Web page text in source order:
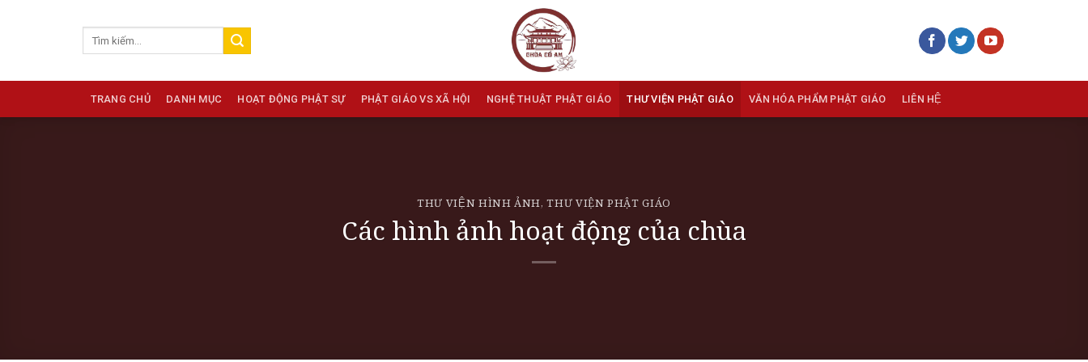
TRANG CHỦ DANH MỤC HOẠT ĐỘNG PHẬT SỰ PHẬT GIÁO VS XÃ HỘI NGHỆ THUẬT PHẬT GIÁO THƯ VIỆN PHẬT GIÁO VĂN HÓA PHẨM PHẬT GIÁO LIÊN HỆ
THƯ VIỆN HÌNH ẢNH,THƯ VIỆN PHẬT GIÁO
Các hình ảnh hoạt động của chùa